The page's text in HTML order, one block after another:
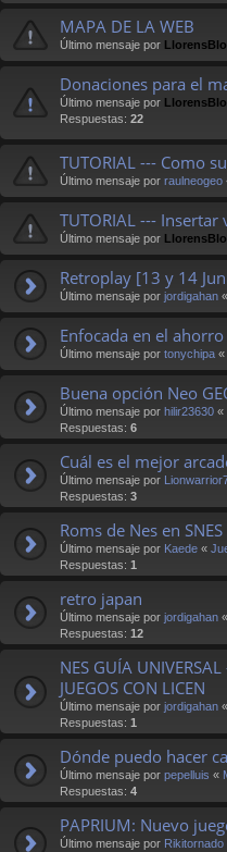
MAPA DE LA WEB
Último mensaje por
Donaciones para el
Último mensaje por
Respuestas: 22
TUTORIAL --- Como
Último mensaje por raulneogeo
TUTORIAL ---
Último mensaje por
Retroplay [13 y 14
Último mensaje por jordigahan «
Enfocada en el
Último mensaje por tonychipa «
Buena opción Neo
Último mensaje por hilir23630 «
Respuestas: 6
Cuál es el mejor
Último mensaje por
Respuestas: 3
Roms de Nes en SNES
Último mensaje por Kaede «
Respuestas: 1
retro japan
Último mensaje por jordigahan «
Respuestas: 12
NES GUÍA
JUEGOS CON LICEN
Último mensaje por jordigahan «
Respuestas: 1
Dónde puedo hacer
Último mensaje por pepelluis «
Respuestas: 4
PAPRIUM: Nuevo
Último mensaje por Rikitornado